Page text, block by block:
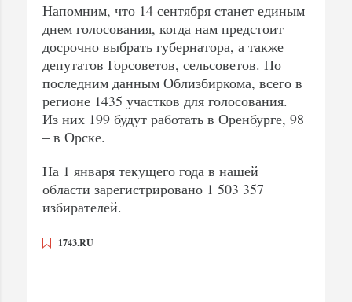
Напомним, что 14 сентября станет единым
днем голосования, когда нам предстоит
досрочно выбрать губернатора, а также
депутатов Горсоветов, сельсоветов. По
последним данным Облизбиркома, всего в
регионе 1435 участков для голосования.
Из них 199 будут работать в Оренбурге, 98
– в Орске.
На 1 января текущего года в нашей
области зарегистрировано 1 503 357
избирателей.
1743.RU